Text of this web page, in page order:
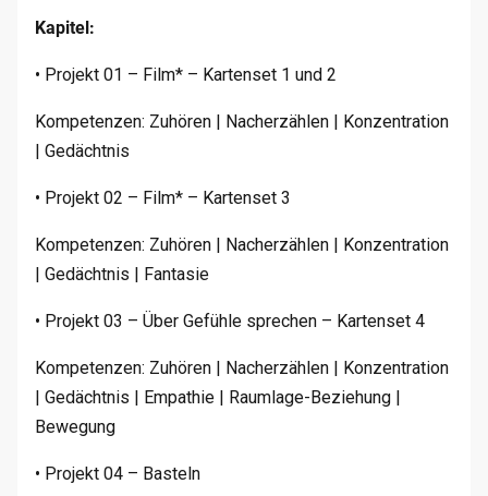
Kapitel:
• Projekt 01 – Film* – Kartenset 1 und 2
Kompetenzen: Zuhören | Nacherzählen | Konzentration
| Gedächtnis
• Projekt 02 – Film* – Kartenset 3
Kompetenzen: Zuhören | Nacherzählen | Konzentration
| Gedächtnis | Fantasie
• Projekt 03 – Über Gefühle sprechen – Kartenset 4
Kompetenzen: Zuhören | Nacherzählen | Konzentration
| Gedächtnis | Empathie | Raumlage-Beziehung |
Bewegung
• Projekt 04 – Basteln